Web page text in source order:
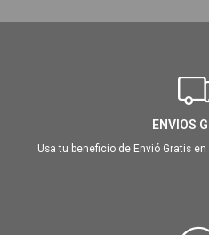
ENVIOS
Usa tu beneficio de Envió Gratis